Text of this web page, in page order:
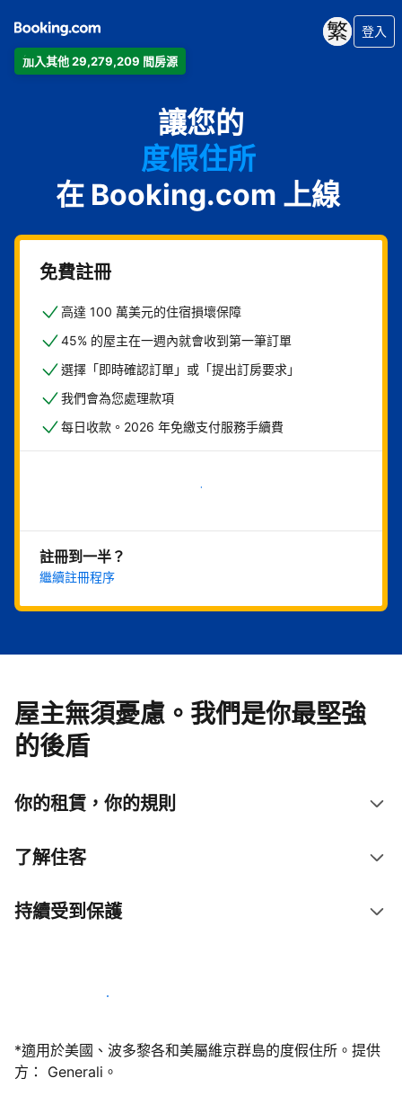
加入其他 29,279,209 間房源
登入
讓您的
公寓
飯店
度假住所
家庭旅館
B&B
在 Booking.com 上線
免費註冊
高達 100 萬美元的住宿損壞保障
45% 的屋主在一週內就會收到第一筆訂單
選擇「即時確認訂單」或「提出訂房要求」
我們會為您處理款項
每日收款。2026 年免繳支付服務手續費
現在就開始
註冊到一半？
繼續註冊程序
屋主無須憂慮。我們是你最堅強
的後盾
你的租賃，你的規則
了解住客
持續受到保護
今天就和我們一起當屋主
*適用於美國、波多黎各和美屬維京群島的度假住所。提供
方： Generali。